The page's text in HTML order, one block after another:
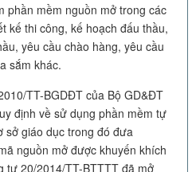
phần mềm nguồn mở trong các
kế thi công, kế hoạch đấu thầu,
yêu cầu chào hàng, yêu cầu
sắm khác.
TT-BGDĐT của Bộ GD&ĐT
định về sử dụng phần mềm tự
sở giáo dục trong đó đưa
nguồn mở được khuyến khích
tư 20/2014/TT-BTTTT đã mở